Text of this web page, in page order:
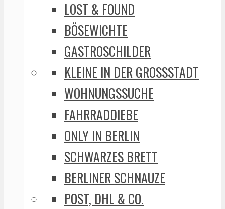
LOST & FOUND
BÖSEWICHTE
GASTROSCHILDER
KLEINE IN DER GROSSSTADT
WOHNUNGSSUCHE
FAHRRADDIEBE
ONLY IN BERLIN
SCHWARZES BRETT
BERLINER SCHNAUZE
POST, DHL & CO.